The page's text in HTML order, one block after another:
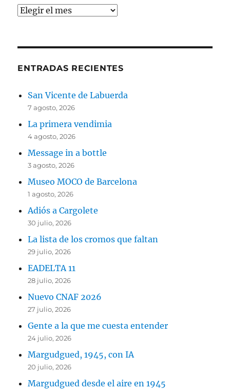
Archivos
ENTRADAS RECIENTES
San Vicente de Labuerda
7 agosto, 2026
La primera vendimia
4 agosto, 2026
Message in a bottle
3 agosto, 2026
Museo MOCO de Barcelona
1 agosto, 2026
Adiós a Cargolete
30 julio, 2026
La lista de los cromos que faltan
29 julio, 2026
EADELTA 11
28 julio, 2026
Nuevo CNAF 2026
27 julio, 2026
Gente a la que me cuesta entender
24 julio, 2026
Margudgued, 1945, con IA
20 julio, 2026
Margudgued desde el aire en 1945